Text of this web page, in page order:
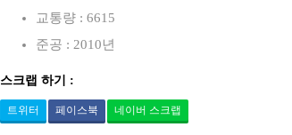
교통량 : 6615
준공 : 2010년
스크랩 하기 :
트위터 페이스북 네이버 스크랩